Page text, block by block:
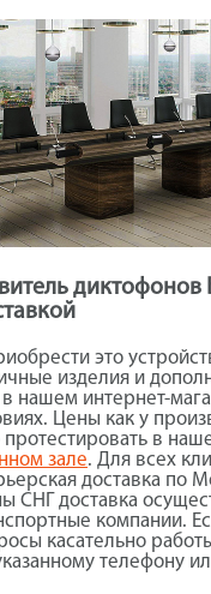
диктофонов
это
изделия и
нашем интернет-
Цены как у
в
зале. Для всех
доставка по
СНГ доставка
компании.
касательно
телефону